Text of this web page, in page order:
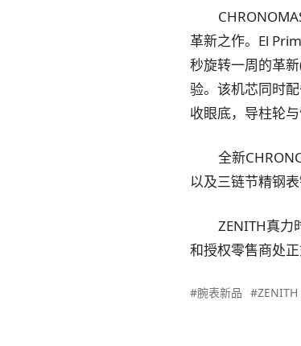
革新之作。El
秒旋转一周的革
验。该机芯同时
收眼底，导柱轮
全新
以及三链节精钢
ZENITH真力
和授权零售商处正
#腕表新品 #ZENITH